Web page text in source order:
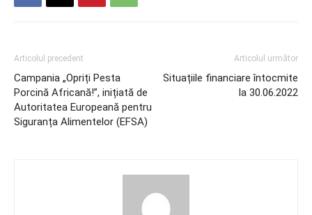
Articolul precedent
Campania „Opriți Pesta
Porcină Africană!”, inițiată de
Autoritatea Europeană pentru
Siguranța Alimentelor (EFSA)
Articolul următor
Situațiile financiare întocmite
la 30.06.2022